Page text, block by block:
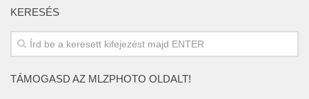
KERESÉS
TÁMOGASD AZ MLZPHOTO OLDALT!